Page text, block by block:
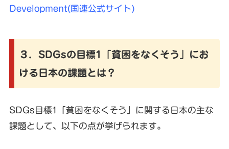
Development(国連公式サイト)
３．SDGsの目標1「貧困をなくそう」にお
ける日本の課題とは？
SDGs目標1「貧困をなくそう」に関する日本の主な
課題として、以下の点が挙げられます。